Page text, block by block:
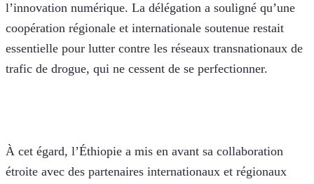
l’innovation numérique. La délégation a souligné qu’une
coopération régionale et internationale soutenue restait
essentielle pour lutter contre les réseaux transnationaux de
trafic de drogue, qui ne cessent de se perfectionner.
À cet égard, l’Éthiopie a mis en avant sa collaboration
étroite avec des partenaires internationaux et régionaux